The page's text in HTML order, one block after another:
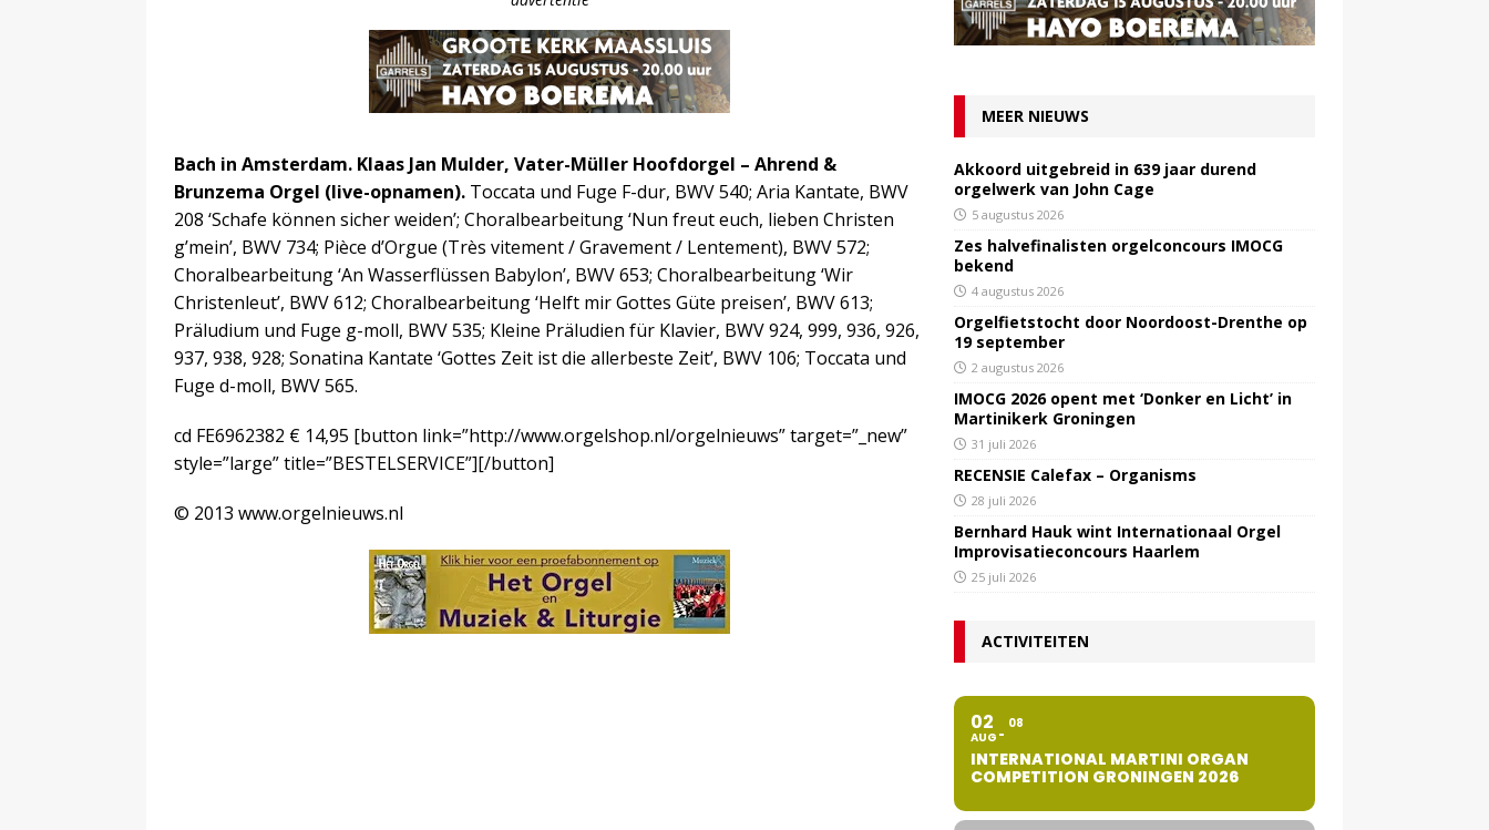
Bach in Amsterdam. Klaas Jan Mulder, Vater-Müller Hoofdorgel – Ahrend &
Brunzema Orgel (live-opnamen). Toccata und Fuge F-dur, BWV 540; Aria Kantate, BWV
208 ‘Schafe können sicher weiden’; Choralbearbeitung ‘Nun freut euch, lieben Christen
g’mein’, BWV 734; Pièce d’Orgue (Très vitement / Gravement / Lentement), BWV 572;
Choralbearbeitung ‘An Wasserflüssen Babylon’, BWV 653; Choralbearbeitung ‘Wir
Christenleut’, BWV 612; Choralbearbeitung ‘Helft mir Gottes Güte preisen’, BWV 613;
Präludium und Fuge g-moll, BWV 535; Kleine Präludien für Klavier, BWV 924, 999, 936, 926,
937, 938, 928; Sonatina Kantate ‘Gottes Zeit ist die allerbeste Zeit’, BWV 106; Toccata und
Fuge d-moll, BWV 565.
cd FE6962382 € 14,95 [button link=”http://www.orgelshop.nl/orgelnieuws” target=”_new”
style=”large” title=”BESTELSERVICE”][/button]
© 2013 www.orgelnieuws.nl
MEER NIEUWS
Akkoord uitgebreid in 639 jaar durend
orgelwerk van John Cage
5 augustus 2026
Zes halvefinalisten orgelconcours IMOCG
bekend
4 augustus 2026
Orgelfietstocht door Noordoost-Drenthe op
19 september
2 augustus 2026
IMOCG 2026 opent met ‘Donker en Licht’ in
Martinikerk Groningen
31 juli 2026
RECENSIE Calefax – Organisms
28 juli 2026
Bernhard Hauk wint Internationaal Orgel
Improvisatieconcours Haarlem
25 juli 2026
ACTIVITEITEN
02
AUG
08
INTERNATIONAL MARTINI ORGAN
COMPETITION GRONINGEN 2026